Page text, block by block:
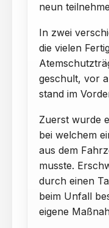
neun
In zwei
die vielen
geschult, vor
stand im
Zuerst wurde
bei welchem
aus dem
musste.
durch einen
beim Unfall
eigene